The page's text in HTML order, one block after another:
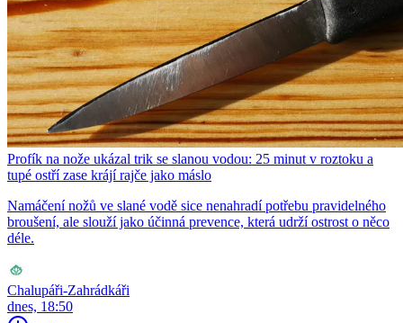
Profík na nože ukázal trik se slanou vodou: 25 minut v roztoku a
tupé ostří zase krájí rajče jako máslo
Namáčení nožů ve slané vodě sice nenahradí potřebu pravidelného
broušení, ale slouží jako účinná prevence, která udrží ostrost o něco
déle.
Chalupáři-Zahrádkáři
dnes, 18:50